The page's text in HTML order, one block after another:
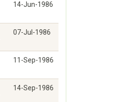
14-Jun-1986
07-Jul-1986
11-Sep-1986
14-Sep-1986